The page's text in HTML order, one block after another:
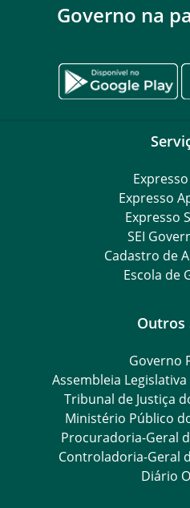
Governo na
Expresso
Expresso
SEI
Cadastro de
Escola de
Outros
Governo
Assembleia
Tribunal de Justiça
Ministério Público
Procuradoria-Geral
Controladoria-Geral
Diário